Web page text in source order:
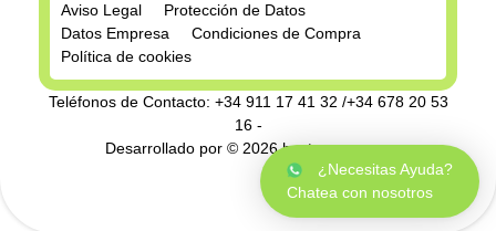
¿Necesitas Ayuda?
Chatea con nosotros
Aviso Legal
Protección de Datos
Datos Empresa
Condiciones de Compra
Política de cookies
Teléfonos de Contacto: +34 911 17 41 32 /+34 678 20 53
16 -
Desarrollado por © 2026hostgreen.com.